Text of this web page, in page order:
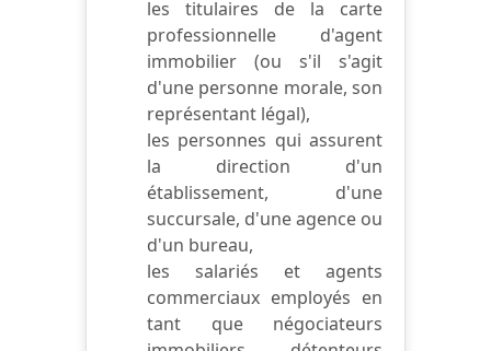
les titulaires de la carte
professionnelle d'agent
immobilier (ou s'il s'agit
d'une personne morale, son
représentant légal),
les personnes qui assurent
la direction d'un
établissement, d'une
succursale, d'une agence ou
d'un bureau,
les salariés et agents
commerciaux employés en
tant que négociateurs